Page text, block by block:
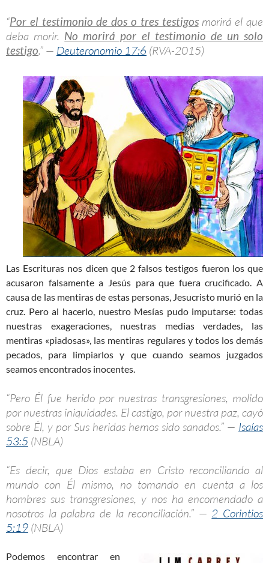
“Por el testimonio de dos o tres testigosmorirá el que
deba morir. No morirá por el testimonio de un solo
testigo.” — Deuteronomio 17:6 (RVA-2015)
Las Escrituras nos dicen que 2 falsos testigos fueron los que
acusaron falsamente a Jesús para que fuera crucificado. A
causa de las mentiras de estas personas, Jesucristo murió en la
cruz. Pero al hacerlo, nuestro Mesías pudo imputarse: todas
nuestras exageraciones, nuestras medias verdades, las
mentiras «piadosas», las mentiras regulares y todos los demás
pecados, para limpiarlos y que cuando seamos juzgados
seamos encontrados inocentes.
“Pero Él fue herido por nuestras transgresiones, molido
por nuestras iniquidades. El castigo, por nuestra paz, cayó
sobre Él, y por Sus heridas hemos sido sanados.” — Isaías
53:5 (NBLA)
“Es decir, que Dios estaba en Cristo reconciliando al
mundo con Él mismo, no tomando en cuenta a los
hombres sus transgresiones, y nos ha encomendado a
nosotros la palabra de la reconciliación.” —2 Corintios
5:19 (NBLA)
Podemos encontrar en